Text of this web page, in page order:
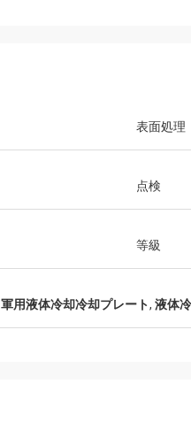
それは本当私達あなたと
ことを楽しみますです。
表面処理
点検
等級
軍用液体冷却冷却プレート, 液体